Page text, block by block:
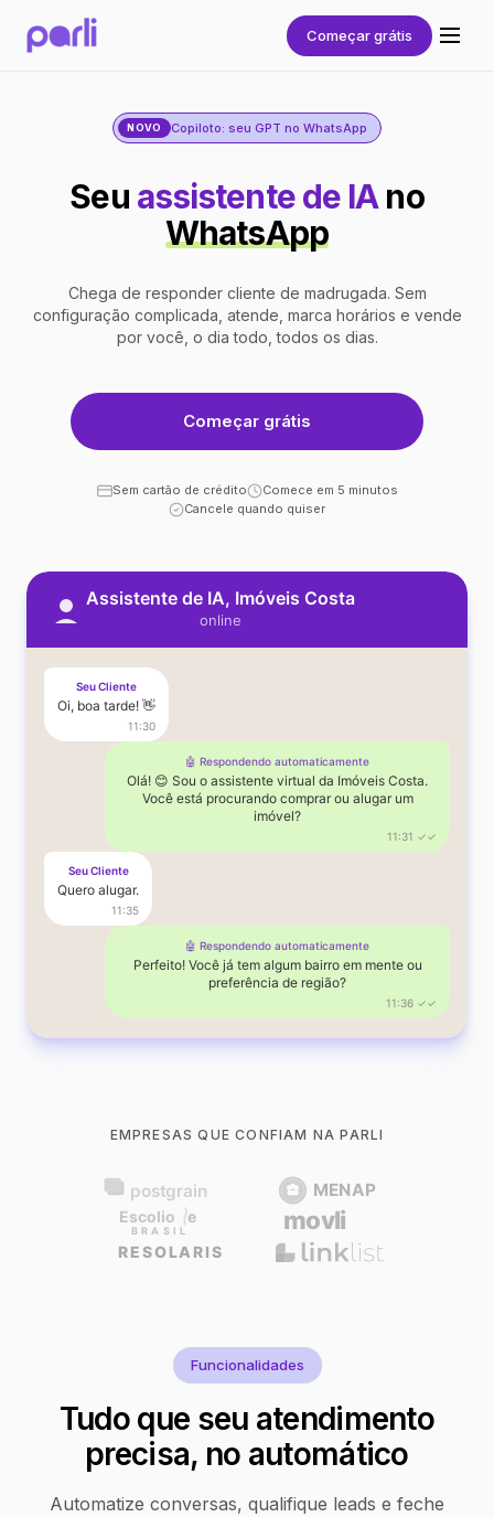
Começar grátis
NOVO Copiloto: seu GPT no WhatsApp
Seu assistente de IAno
WhatsApp
Chega de responder cliente de madrugada. Sem
configuração complicada, atende, marca horários e vende
por você, o dia todo, todos os dias.
Começar grátis
Sem cartão de crédito
Comece em 5 minutos
Cancele quando quiser
Assistente de IA, Imóveis Costa
online
Seu Cliente
Oi, boa tarde! 👋
11:30
🤖 Respondendo automaticamente
Olá! 😊 Sou o assistente virtual da Imóveis Costa.
Você está procurando comprar ou alugar um
imóvel?
11:31 ✓✓
Seu Cliente
Quero alugar.
11:35
🤖 Respondendo automaticamente
Perfeito! Você já tem algum bairro em mente ou
preferência de região?
11:36 ✓✓
EMPRESAS QUE CONFIAM NA PARLI
Funcionalidades
Tudo que seu atendimento
precisa, no automático
Automatize conversas, qualifique leads e feche